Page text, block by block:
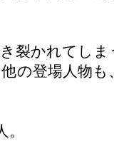
裂かれてし
の登場人物